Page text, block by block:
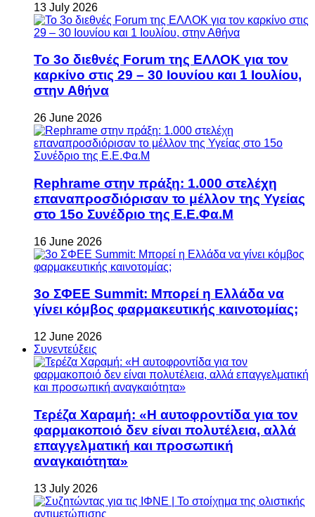
13 July 2026
Το 3ο διεθνές Forum της ΕΛΛΟΚ για τον
καρκίνο στις 29 – 30 Ιουνίου και 1 Ιουλίου,
στην Αθήνα
26 June 2026
Rephrame στην πράξη: 1.000 στελέχη
επαναπροσδιόρισαν το μέλλον της Υγείας
στο 15ο Συνέδριο της Ε.Ε.Φα.Μ
16 June 2026
3ο ΣΦΕΕ Summit: Μπορεί η Ελλάδα να
γίνει κόμβος φαρμακευτικής καινοτομίας;
12 June 2026
Συνεντεύξεις
Τερέζα Χαραμή: «Η αυτοφροντίδα για τον
φαρμακοποιό δεν είναι πολυτέλεια, αλλά
επαγγελματική και προσωπική
αναγκαιότητα»
13 July 2026